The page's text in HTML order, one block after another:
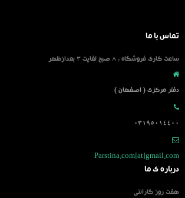
تماس با ما
ساعت کاری فروشگاه : 8 صبح لغایت 3 بعدازظهر
دفتر مرکزی ( اصفهان )
03195014400
Parstina.com[at]gmail.com
درباره ی ما
هفت روز گارانتی